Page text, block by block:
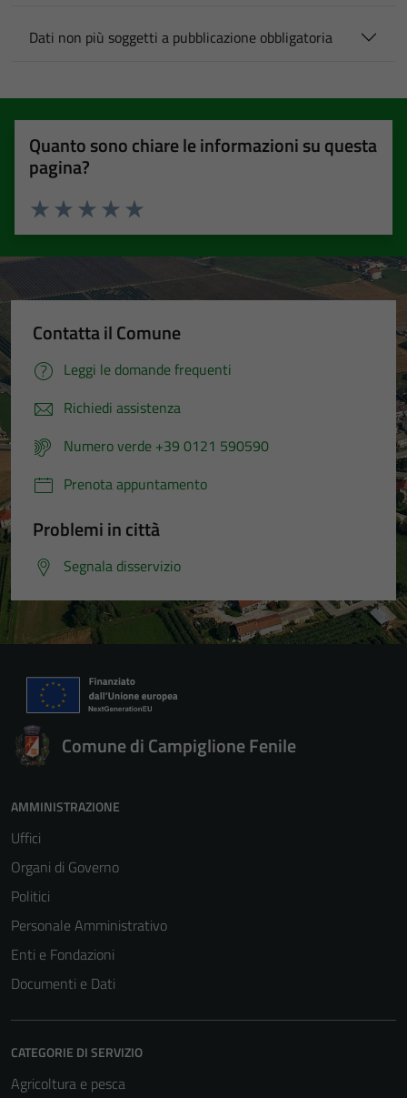
Dati non più soggetti a pubblicazione obbligatoria
Quanto sono chiare le informazioni su questa
pagina?
Valuta 5 stelle su 5
Valuta 4 stelle su 5
Valuta 3 stelle su 5
Valuta 2 stelle su 5
Valuta 1 stelle su 5
Contatta il Comune
Leggi le domande frequenti
Richiedi assistenza
Numero verde +39 0121 590590
Prenota appuntamento
Problemi in città
Segnala disservizio
Comune di Campiglione Fenile
AMMINISTRAZIONE
Uffici
Organi di Governo
Politici
Personale Amministrativo
Enti e Fondazioni
Documenti e Dati
CATEGORIE DI SERVIZIO
Agricoltura e pesca